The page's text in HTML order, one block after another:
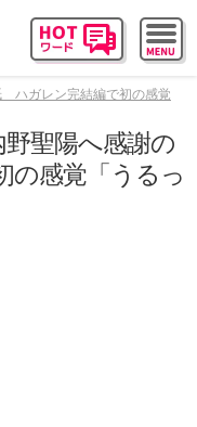
ハガレン完結編で初の感覚
野聖陽へ感謝の
感覚「うるっ